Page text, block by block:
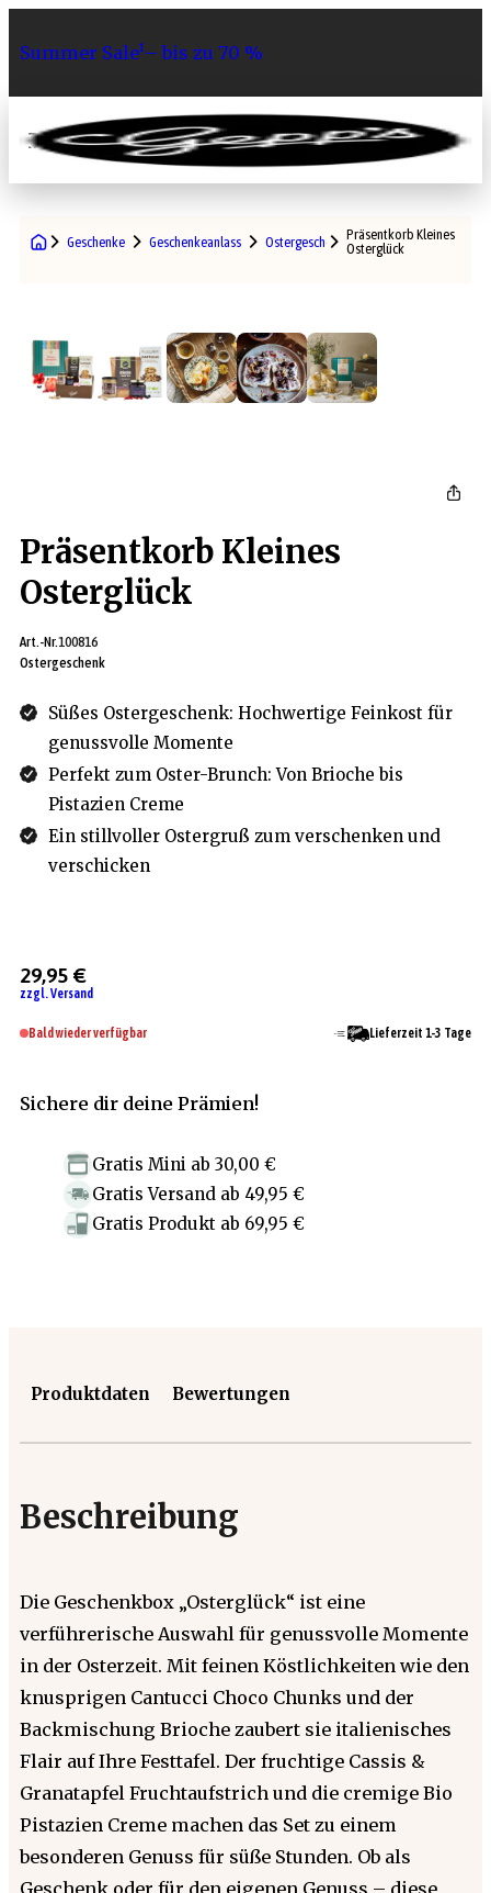
Summer Sale¹– bis zu 70 %
0
Geschenke Geschenkeanlass OstergeschenkePräsentkorb Kleines
Osterglück
Präsentkorb Kleines
Osterglück
Art.-Nr.100816
Ostergeschenk
Süßes Ostergeschenk: Hochwertige Feinkost für
genussvolle Momente
Perfekt zum Oster-Brunch: Von Brioche bis
Pistazien Creme
Ein stillvoller Ostergruß zum verschenken und
verschicken
29,95 €
zzgl. Versand
Bald wieder verfügbar Lieferzeit 1-3 Tage
Sichere dir deine Prämien!
Gratis Mini ab 30,00 €
Gratis Versand ab 49,95 €
Gratis Produkt ab 69,95 €
Produktdaten Bewertungen
Beschreibung
Die Geschenkbox „Osterglück“ ist eine
verführerische Auswahl für genussvolle Momente
in der Osterzeit. Mit feinen Köstlichkeiten wie den
knusprigen Cantucci Choco Chunks und der
Backmischung Brioche zaubert sie italienisches
Flair auf Ihre Festtafel. Der fruchtige Cassis &
Granatapfel Fruchtaufstrich und die cremige Bio
Pistazien Creme machen das Set zu einem
besonderen Genuss für süße Stunden. Ob als
Geschenk oder für den eigenen Genuss – diese